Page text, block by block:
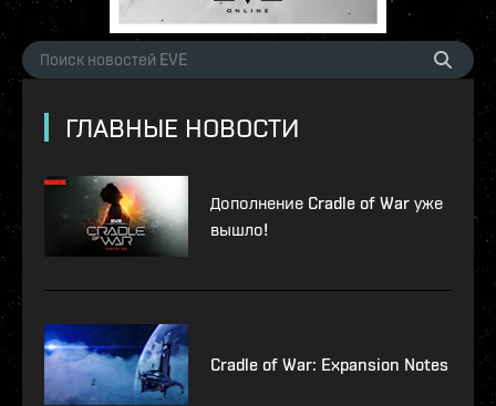
ГЛАВНЫЕ НОВОСТИ
Дополнение Cradle of War уже
вышло!
Cradle of War: Expansion Notes